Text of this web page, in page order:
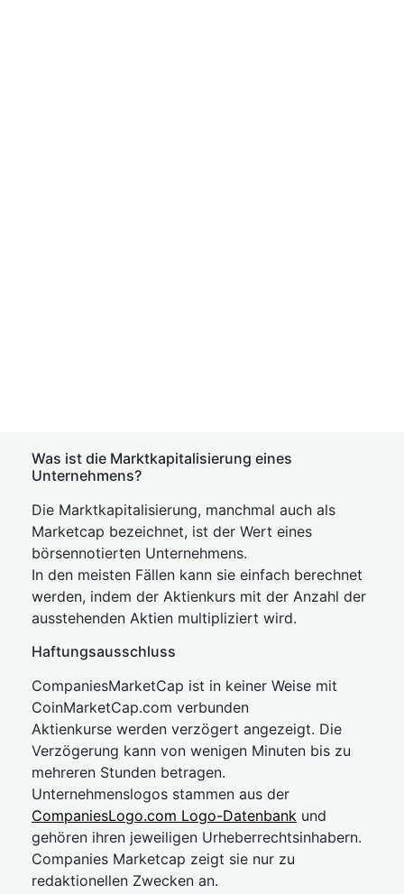
Was ist die Marktkapitalisierung eines
Unternehmens?
Die Marktkapitalisierung, manchmal auch als
Marketcap bezeichnet, ist der Wert eines
börsennotierten Unternehmens.
In den meisten Fällen kann sie einfach berechnet
werden, indem der Aktienkurs mit der Anzahl der
ausstehenden Aktien multipliziert wird.
Haftungsausschluss
CompaniesMarketCap ist in keiner Weise mit
CoinMarketCap.com verbunden
Aktienkurse werden verzögert angezeigt. Die
Verzögerung kann von wenigen Minuten bis zu
mehreren Stunden betragen.
Unternehmenslogos stammen aus der
CompaniesLogo.com Logo-Datenbank und
gehören ihren jeweiligen Urheberrechtsinhabern.
Companies Marketcap zeigt sie nur zu
redaktionellen Zwecken an.